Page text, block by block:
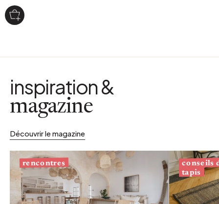
inspiration &
magazine
Découvrir le magazine
rencontres conseils
tapis